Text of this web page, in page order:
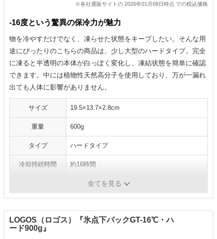
※各社通販サイトの 2026年01月08日時点 での税込価格
-16度という驚異の保冷力が魅力
物を冷やすだけでなく、凍らせた状態をキープしたい。そんな用
途にぴったりのこちらの商品は、少し大型のハードタイプ。完全
に凍ると半透明の本体が白っぽく変化し、凍結状態を簡単に確認
できます。中には植物性天然高分子を使用しており、万が一漏れ
出ても人体に影響がありません。
サイズ 19.5×13.7×2.8cm
重量 600g
タイプ ハードタイプ
冷却持続時間 約16時間
約36～48時間
全てを見る
LOGOS（ロゴス）『氷点下パックGT-16℃・ハ
ード900g』